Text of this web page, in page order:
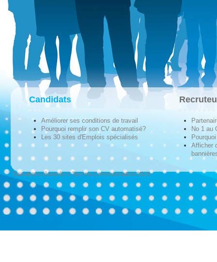
Candidats
Améliorer ses conditions de travail
Pourquoi remplir son CV automatisé?
Les 30 sites d'Emplois spécialisés
No 1 au
Afficher
Tous droits réservés © Techno-Communication 2026